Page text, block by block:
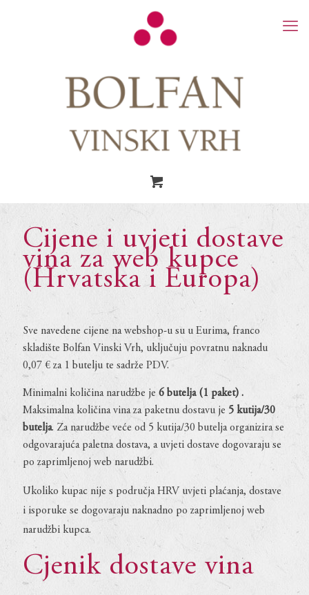
Cijene i uvjeti dostave
vina za web kupce
(Hrvatska i Europa)
Sve navedene cijene na webshop-u su u Eurima, franco
skladište Bolfan Vinski Vrh, uključuju povratnu naknadu
0,07 € za 1 butelju te sadrže PDV.
Minimalni količina narudžbe je 6 butelja (1 paket) .
Maksimalna količina vina za paketnu dostavu je 5 kutija/30
butelja. Za narudžbe veće od 5 kutija/30 butelja organizira se
odgovarajuća paletna dostava, a uvjeti dostave dogovaraju se
po zaprimljenoj web narudžbi.
Ukoliko kupac nije s područja HRV uvjeti plaćanja, dostave
i isporuke se dogovaraju naknadno po zaprimljenoj web
narudžbi kupca.
Cjenik dostave vina